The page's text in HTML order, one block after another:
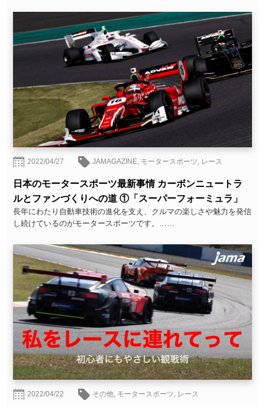
2022/04/27 JAMAGAZINE, モータースポーツ, レース
日本のモータースポーツ最新事情 カーボンニュートラ
ルとファンづくりへの道 ①「スーパーフォーミュラ」
長年にわたり自動車技術の進化を支え、クルマの楽しさや魅力を発信
し続けているのがモータースポーツです。……
2022/04/22 その他, モータースポーツ, レース